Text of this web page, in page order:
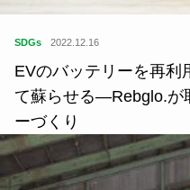
SDGs 2022.12.16
EVのバッテリーを再利
て蘇らせる―Rebglo.が
ーづくり